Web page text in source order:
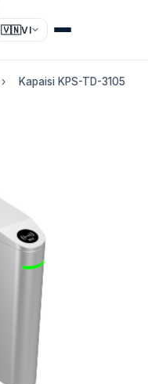
🇻🇳VI
› Kapaisi KPS-TD-3105